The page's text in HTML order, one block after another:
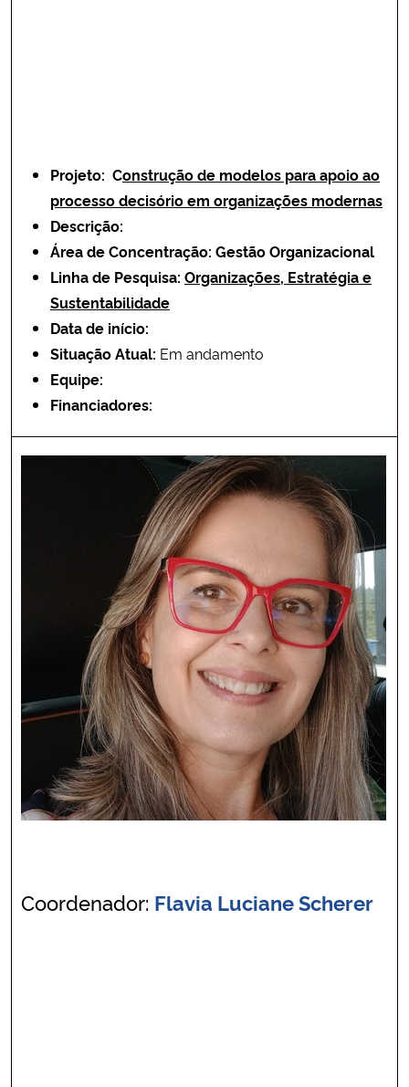
Projeto: Construção de modelos para apoio ao
processo decisório em organizações modernas
Descrição:
Área de Concentração: Gestão Organizacional
Linha de Pesquisa: Organizações, Estratégia e
Sustentabilidade
Data de início:
Situação Atual: Em andamento
Equipe:
Financiadores:
Coordenador: Flavia Luciane Scherer